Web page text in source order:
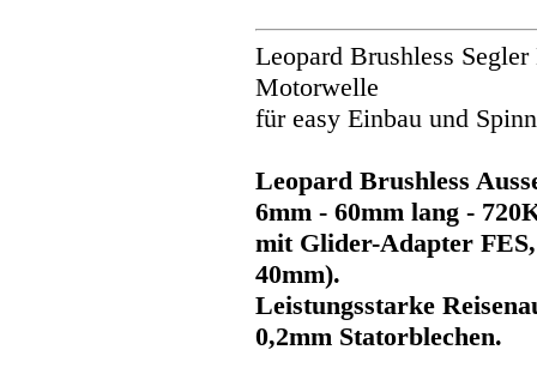
Leopard Brushless
Motorwelle
für easy Einbau und
Leopard Brushless
6mm - 60mm lang -
mit Glider-Adapter
40mm).
Leistungsstarke
0,2mm Statorblechen.